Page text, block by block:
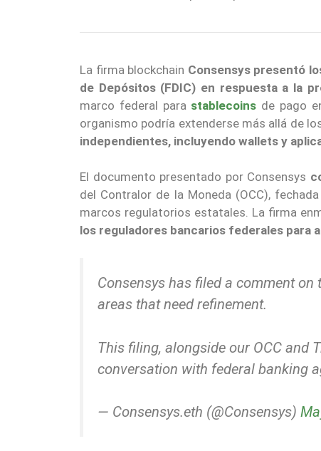
La firma blockchain Consensys presentó
de Depósitos (FDIC) en respuesta a la
marco federal para stablecoins de pago
organismo podría extenderse más allá de
independientes, incluyendo wallets y
El documento presentado por Consensys
del Contralor de la Moneda (OCC),
marcos regulatorios estatales. La firma
los reguladores bancarios federales para
Consensys has filed a comment on
areas that need refinement.
This filing, alongside our OCC and
conversation with federal banking
— Consensys.eth (@Consensys)